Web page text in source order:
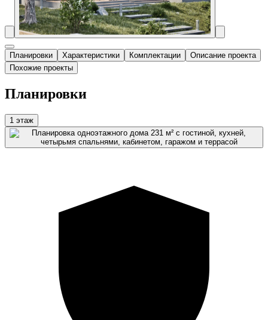
Планировки Характеристики Комплектации
Описание проекта
Похожие проекты
Планировки
1 этаж